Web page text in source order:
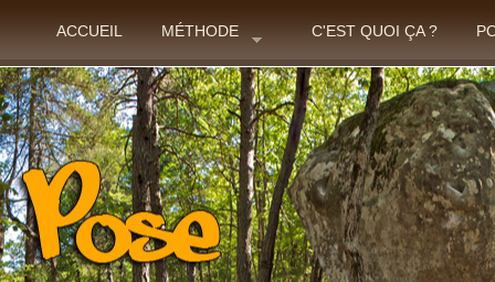
ACCUEIL MÉTHODE C'EST QUOI ÇA ?